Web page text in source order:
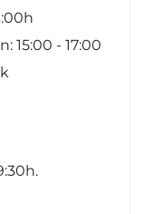
15:00 - 17:00